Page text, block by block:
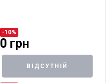
-10%
0 грн
ВІДСУТНІЙ